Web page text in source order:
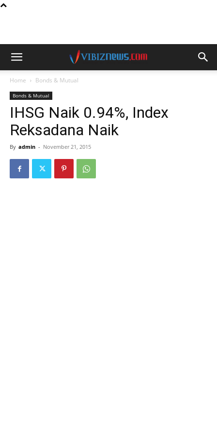
Home Bonds & Mutual
Bonds & Mutual
IHSG Naik 0.94%, Index
Reksadana Naik
By admin - November 21, 2015